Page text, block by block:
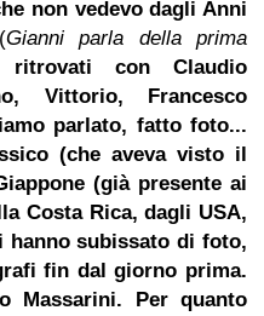
non vedevo dagli Anni
(Gianni parla della prima
con Claudio
Vittorio, Francesco
parlato, fatto foto...
(che aveva visto il
(già presente ai
Costa Rica, dagli USA,
hanno subissato di foto,
fin dal giorno prima.
Massarini. Per quanto